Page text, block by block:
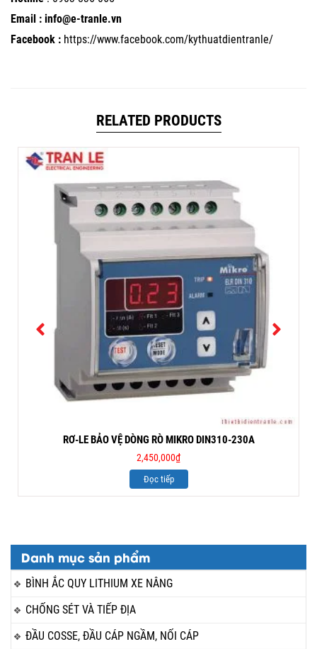
Danh mục sản phẩm
BÌNH ẮC QUY LITHIUM XE NÂNG
CHỐNG SÉT VÀ TIẾP ĐỊA
ĐẦU COSSE, ĐẦU CÁP NGẦM, NỐI CÁP
Email : info@e-tranle.vn
Facebook : https://www.facebook.com/kythuatdientranle/
RELATED PRODUCTS
RƠ-LE BẢO VỆ DÒNG RÒ MIKRO DIN310-230A
2,450,000₫
Đọc tiếp